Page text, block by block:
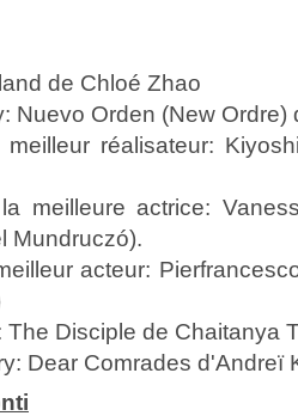
de Chloé Zhao
Nuevo Orden (New Ordre)
réalisateur:
meilleure actrice:
Mundruczó).
acteur:
The Disciple de Chaitanya
Dear Comrades d'Andreï